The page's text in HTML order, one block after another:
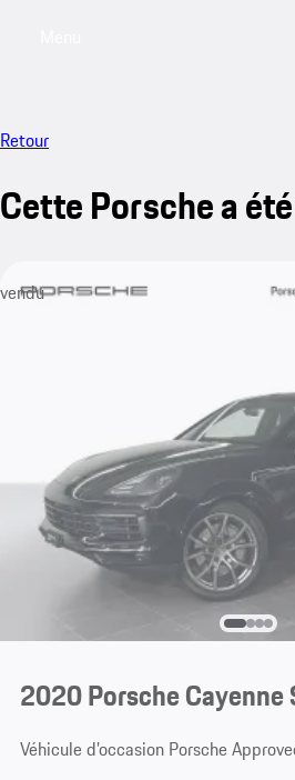
Retour
Cette Porsche a
vendu
2020 Porsche Cayenne
Véhicule d’occasion Porsche